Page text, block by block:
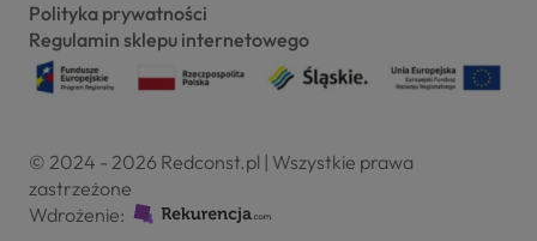
Polityka prywatności
Regulamin sklepu internetowego
© 2024 - 2026 Redconst.pl | Wszystkie prawa
zastrzeżone
Wdrożenie: